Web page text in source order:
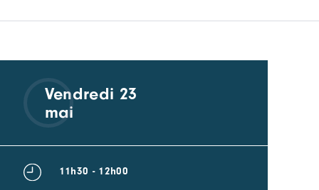
Vendredi 23
mai
11h30 - 12h00